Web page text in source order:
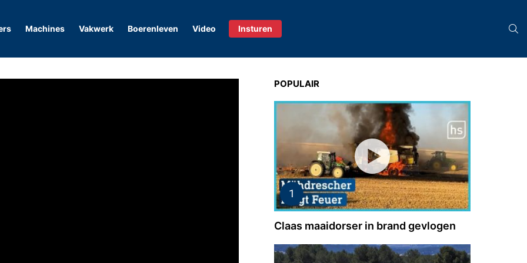
Machines Vakwerk Boerenleven Video Insturen
POPULAIR
Claas maaidorser in brand gevlogen